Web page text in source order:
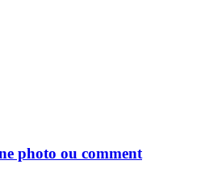
photo ou comment